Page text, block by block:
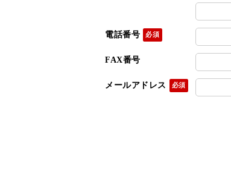
電話番号
FAX番号
メールアドレス